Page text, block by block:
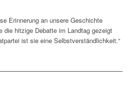
Erinnerung an unsere Geschichte
die hitzige Debatte im Landtag gezeigt
ist sie eine Selbstverständlichkeit.“